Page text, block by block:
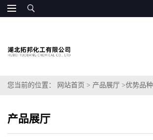
您当前的位置： 网站首页 > 产品展厅 >优势品种
产品展厅